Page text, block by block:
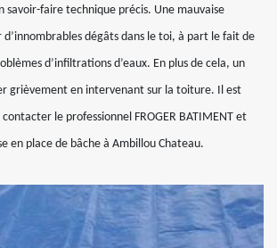
savoir-faire technique précis. Une mauvaise
dégâts dans le toi, à part le fait de
d’infiltrations d’eaux. En plus de cela, un
grièvement en intervenant sur la toiture. Il est
le professionnel FROGER BATIMENT et
en place de bâche à Ambillou Chateau.